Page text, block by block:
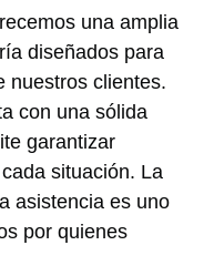
una amplia
diseñados para
nuestros clientes.
con una sólida
garantizar
situación. La
asistencia es uno
por quienes